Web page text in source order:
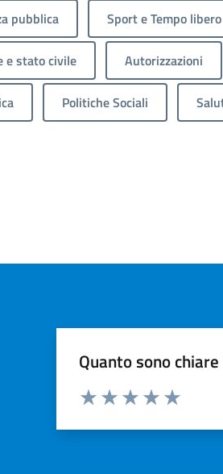
pubblica Sport e Tempo libero
e stato civile Autorizzazioni
Politiche Sociali
Quanto sono
Valuta da 1 a 5 stelle la pagina